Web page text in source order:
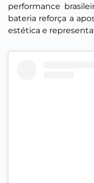
performance
bateria reforça a
estética e